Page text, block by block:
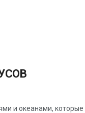
и океанами, которые